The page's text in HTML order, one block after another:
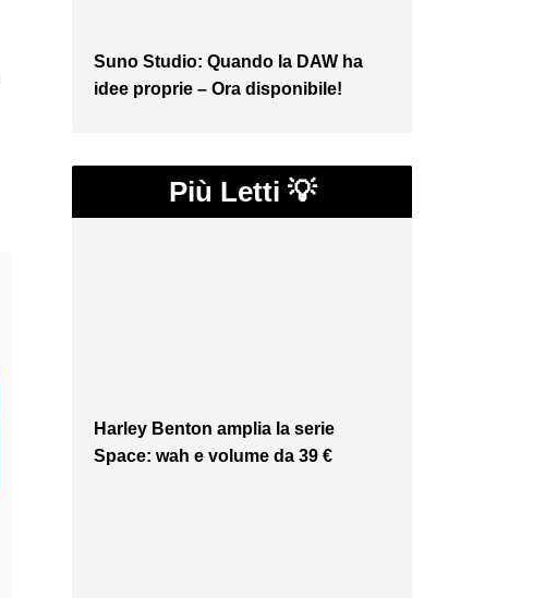
Suno Studio: Quando la DAW ha
idee proprie – Ora disponibile!
Più Letti 💡
Harley Benton amplia la serie
Space: wah e volume da 39 €